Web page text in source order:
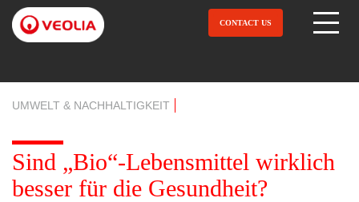
Skip
main
CONTACT US
UMWELT & NACHHALTIGKEIT
Sind „Bio“-Lebensmittel wirklich
besser für die Gesundheit?